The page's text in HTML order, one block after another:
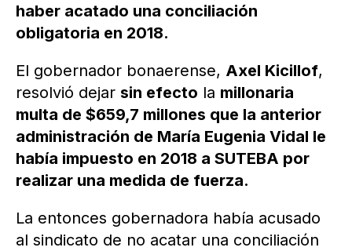
haber acatado una conciliación
obligatoria en 2018.
El gobernador bonaerense, Axel Kicillof,
resolvió dejar sin efecto la millonaria
multa de $659,7 millones que la anterior
administración de María Eugenia Vidal le
había impuesto en 2018 a SUTEBA por
realizar una medida de fuerza.
La entonces gobernadora había acusado
al sindicato de no acatar una conciliación